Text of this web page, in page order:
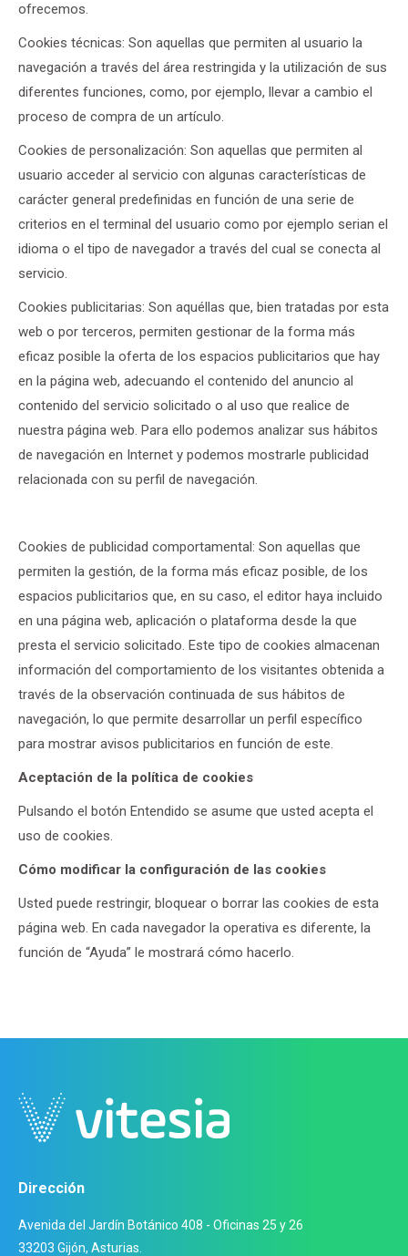
ofrecemos.
Cookies técnicas: Son aquellas que permiten al usuario la
navegación a través del área restringida y la utilización de sus
diferentes funciones, como, por ejemplo, llevar a cambio el
proceso de compra de un artículo.
Cookies de personalización: Son aquellas que permiten al
usuario acceder al servicio con algunas características de
carácter general predefinidas en función de una serie de
criterios en el terminal del usuario como por ejemplo serian el
idioma o el tipo de navegador a través del cual se conecta al
servicio.
Cookies publicitarias: Son aquéllas que, bien tratadas por esta
web o por terceros, permiten gestionar de la forma más
eficaz posible la oferta de los espacios publicitarios que hay
en la página web, adecuando el contenido del anuncio al
contenido del servicio solicitado o al uso que realice de
nuestra página web. Para ello podemos analizar sus hábitos
de navegación en Internet y podemos mostrarle publicidad
relacionada con su perfil de navegación.
Cookies de publicidad comportamental: Son aquellas que
permiten la gestión, de la forma más eficaz posible, de los
espacios publicitarios que, en su caso, el editor haya incluido
en una página web, aplicación o plataforma desde la que
presta el servicio solicitado. Este tipo de cookies almacenan
información del comportamiento de los visitantes obtenida a
través de la observación continuada de sus hábitos de
navegación, lo que permite desarrollar un perfil específico
para mostrar avisos publicitarios en función de este.
Aceptación de la política de cookies
Pulsando el botón Entendido se asume que usted acepta el
uso de cookies.
Cómo modificar la configuración de las cookies
Usted puede restringir, bloquear o borrar las cookies de esta
página web. En cada navegador la operativa es diferente, la
función de “Ayuda” le mostrará cómo hacerlo.
Dirección
Avenida del Jardín Botánico 408 - Oficinas 25 y 26
33203 Gijón, Asturias.